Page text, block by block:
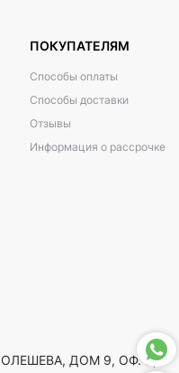
ПОКУПАТЕЛЯМ
Способы оплаты
Способы доставки
Отзывы
Информация о рассрочке
ОЛЕШЕВА, ДОМ 9, ОФ. 5,